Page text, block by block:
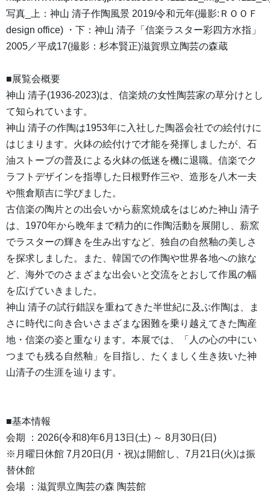
写真_上：神山 清子作陶風景 2019/令和元年(撮影:ＲＯＯＦ
design office) ・下：神山 清子「信楽ラスター彩四方水指」
2005／平成17(撮影：杉本賢正)滋賀県立陶芸の森蔵
■展覧会概要
神山 清子(1936-2023)は、信楽焼の女性陶芸家の草分けとし
て知られています。
神山 清子の作陶は1953年に入社した陶器会社での絵付けに
はじまります。火鉢の絵付けで才能を発揮しましたが、石
油ストーブの普及による火鉢の低迷を機に退職。信楽でク
ラフトデザインを指導した日根野作三や、造形を八木一夫
や熊倉順吉に学びました。
古信楽の陶片との出会いから薪窯焼成をはじめた神山 清子
は、1970年から晩年まで精力的に作陶活動を展開し、薪窯
でラスターの輝きを生み出すなど、独自の自然釉の美しさ
を探求しました。また、韓国での作陶や世界各地への旅な
ど、海外でのさまざまな出会いと交流をとおして作風の幅
を広げていきました。
神山 清子の試行錯誤を重ねてきた半世紀に及ぶ作陶は、ま
さに時代に向き合いさまざまな困難を乗り越えてきた陶産
地・信楽の姿と重なります。本展では、「人の心の中にい
つまでも残る自然釉」を目指し、たくましく生き抜いた神
山清子の生涯を辿ります。
■基本情報
会期 ：2026(令和8)年6月13日(土) ～ 8月30日(日)
※月曜日休館 7月20日(月・祝)は開館し、7月21日(火)は振
替休館
会場 ：滋賀県立陶芸の森 陶芸館